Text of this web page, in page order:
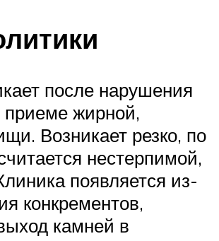
после нарушения
жирной,
Возникает резко, по
нестерпимой,
появляется из-
конкрементов,
камней в